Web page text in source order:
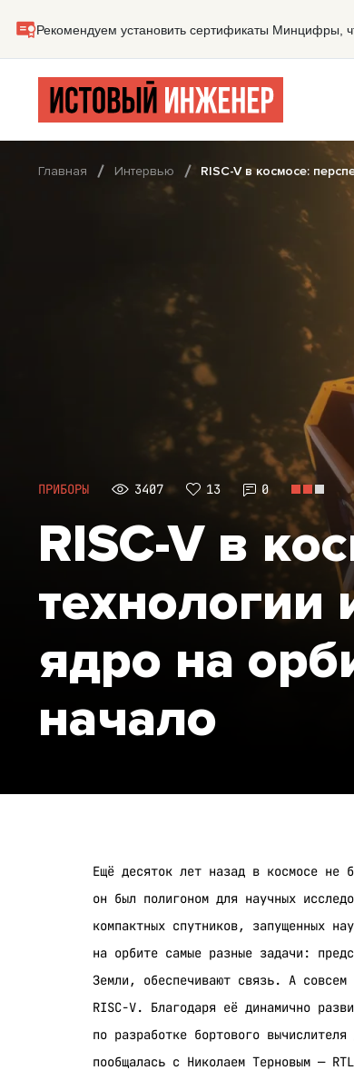
Главная Интервью RISC-V в космосе:
ПРИБОРЫ 3407 13 0
RISC-V в
технологии
ядро на
начало
Ещё десяток лет назад в космосе не
он был полигоном для научных
компактных спутников, запущенных
на орбите самые разные задачи:
Земли, обеспечивают связь. А
RISC-V. Благодаря её динамично
по разработке бортового
пообщалась с Николаем Терновым —